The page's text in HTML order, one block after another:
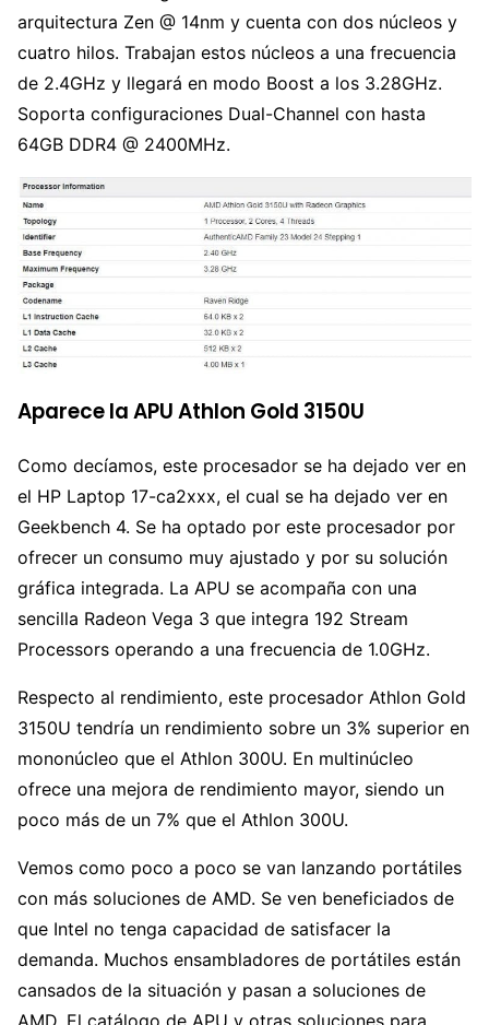
arquitectura Zen @ 14nm y cuenta con dos núcleos y
cuatro hilos. Trabajan estos núcleos a una frecuencia
de 2.4GHz y llegará en modo Boost a los 3.28GHz.
Soporta configuraciones Dual-Channel con hasta
64GB DDR4 @ 2400MHz.
Aparece la APU Athlon Gold 3150U
Como decíamos, este procesador se ha dejado ver en
el HP Laptop 17-ca2xxx, el cual se ha dejado ver en
Geekbench 4. Se ha optado por este procesador por
ofrecer un consumo muy ajustado y por su solución
gráfica integrada. La APU se acompaña con una
sencilla Radeon Vega 3 que integra 192 Stream
Processors operando a una frecuencia de 1.0GHz.
Respecto al rendimiento, este procesador Athlon Gold
3150U tendría un rendimiento sobre un 3% superior en
mononúcleo que el Athlon 300U. En multinúcleo
ofrece una mejora de rendimiento mayor, siendo un
poco más de un 7% que el Athlon 300U.
Vemos como poco a poco se van lanzando portátiles
con más soluciones de AMD. Se ven beneficiados de
que Intel no tenga capacidad de satisfacer la
demanda. Muchos ensambladores de portátiles están
cansados de la situación y pasan a soluciones de
AMD. El catálogo de APU y otras soluciones para